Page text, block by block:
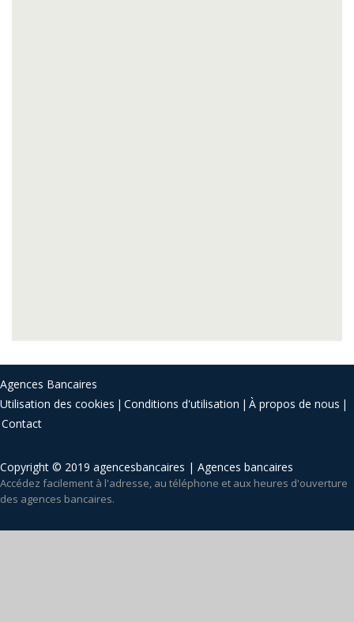
Agences Bancaires
Utilisation des cookies
Conditions d'utilisation
À propos de nous
Contact
Copyright © 2019 agencesbancaires | Agences bancaires
Accédez facilement à l'adresse, au téléphone et aux heures d'ouverture
des agences bancaires.